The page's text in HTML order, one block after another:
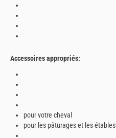
Accessoires appropriés:
pour votre cheval
pour les pâturages et les étables